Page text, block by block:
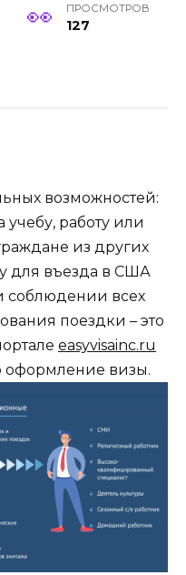
ПРОСМОТРОВ
127
возможностей:
учебу, работу или
из других
для въезда в США
соблюдении всех
поездки – это
easyvisainc.ru
оформление визы.